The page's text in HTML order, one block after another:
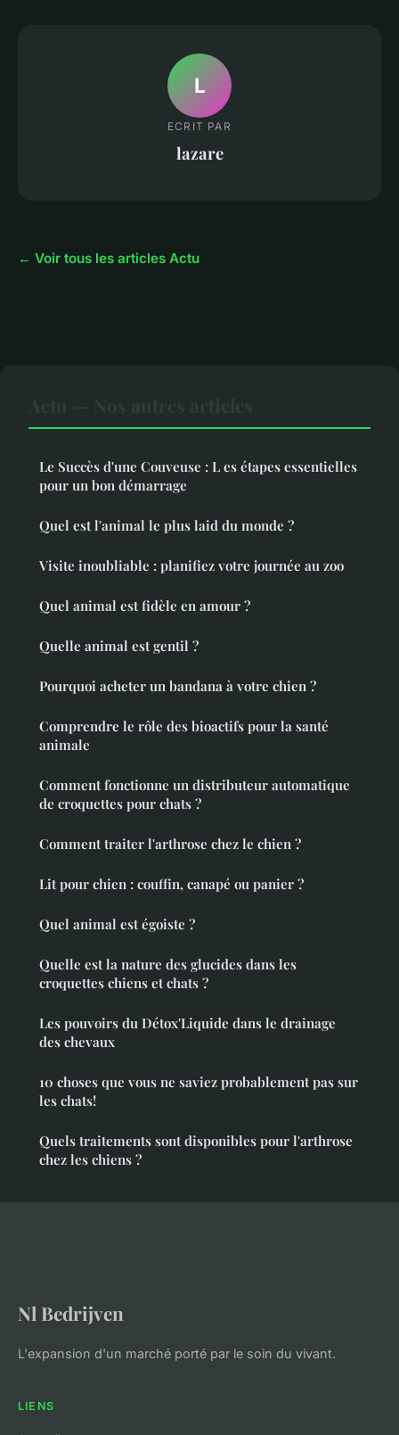
L
ECRIT PAR
lazare
← Voir tous les articles Actu
Le Succès d'une Couveuse : L es étapes essentielles
pour un bon démarrage
Quel est l'animal le plus laid du monde ?
Visite inoubliable : planifiez votre journée au zoo
Quel animal est fidèle en amour ?
Quelle animal est gentil ?
Pourquoi acheter un bandana à votre chien ?
Comprendre le rôle des bioactifs pour la santé
animale
Comment fonctionne un distributeur automatique
de croquettes pour chats ?
Comment traiter l'arthrose chez le chien ?
Lit pour chien : couffin, canapé ou panier ?
Quel animal est égoiste ?
Quelle est la nature des glucides dans les
croquettes chiens et chats ?
Les pouvoirs du Détox'Liquide dans le drainage
des chevaux
10 choses que vous ne saviez probablement pas sur
les chats!
Quels traitements sont disponibles pour l'arthrose
chez les chiens ?
Nl Bedrijven
L'expansion d'un marché porté par le soin du vivant.
LIENS